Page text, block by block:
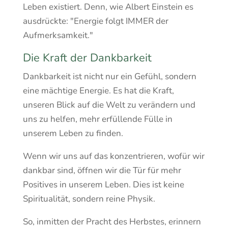
Leben existiert. Denn, wie Albert Einstein es
ausdrückte: "Energie folgt IMMER der
Aufmerksamkeit."
Die Kraft der Dankbarkeit
Dankbarkeit ist nicht nur ein Gefühl, sondern
eine mächtige Energie. Es hat die Kraft,
unseren Blick auf die Welt zu verändern und
uns zu helfen, mehr erfüllende Fülle in
unserem Leben zu finden.
Wenn wir uns auf das konzentrieren, wofür wir
dankbar sind, öffnen wir die Tür für mehr
Positives in unserem Leben. Dies ist keine
Spiritualität, sondern reine Physik.
So, inmitten der Pracht des Herbstes, erinnern